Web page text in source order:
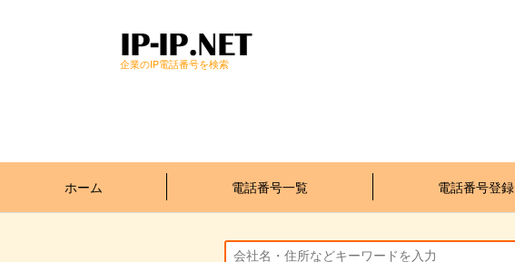
企業のIP電話番号を検索
ホーム 電話番号一覧 電話番号登録